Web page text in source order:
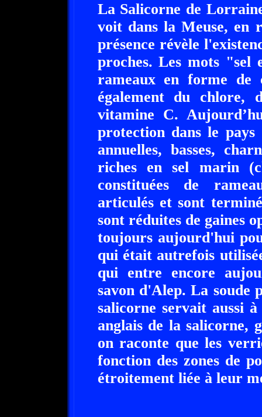
La Salicorne de
voit dans la Meuse, en
présence révèle
proches. Les mots "sel
rameaux en forme de
également du chlore,
vitamine C.
protection dans le
annuelles, basses,
riches en sel marin
constituées de
articulés et sont
sont réduites de gaines
toujours aujourd'hui
qui était autrefois
qui entre encore
savon d'Alep. La soude
salicorne servait aussi
anglais de la salicorne,
on raconte que les
fonction des zones de
étroitement liée à leur